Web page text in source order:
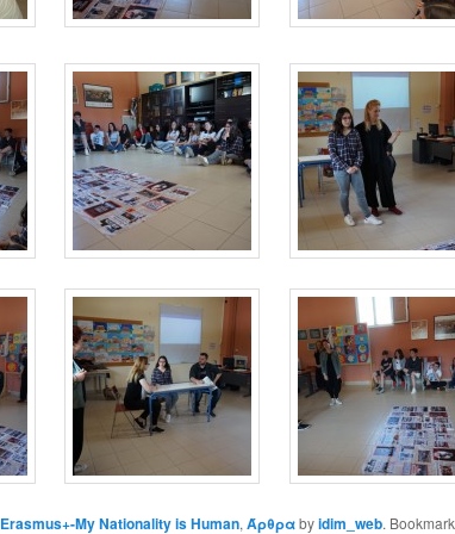
Erasmus+-My Nationality is Human, Άρθραbyidim_web.